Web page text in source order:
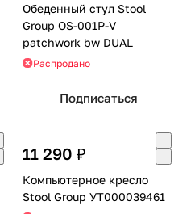
Обеденный стул Stool
Group OS-001P-V
patchwork bw DUAL
Распродано
Подписаться
11 290 ₽
Компьютерное кресло
Stool Group УТ000039461